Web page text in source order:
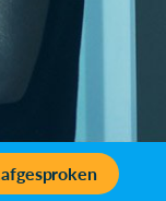
.afgesproken